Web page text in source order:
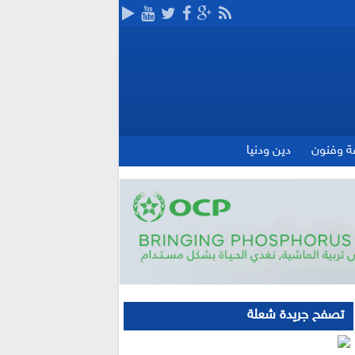
وفنون دين ودنيا
تصفح جريدة شعلة